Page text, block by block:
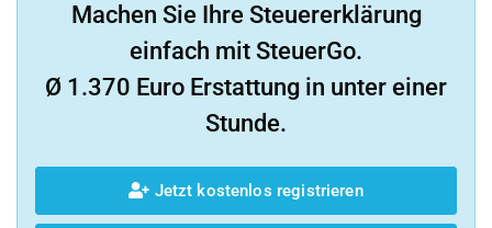
Machen Sie Ihre Steuererklärung
einfach mit SteuerGo.
Ø 1.370 Euro Erstattung in unter einer
Stunde.
Jetzt kostenlos registrieren